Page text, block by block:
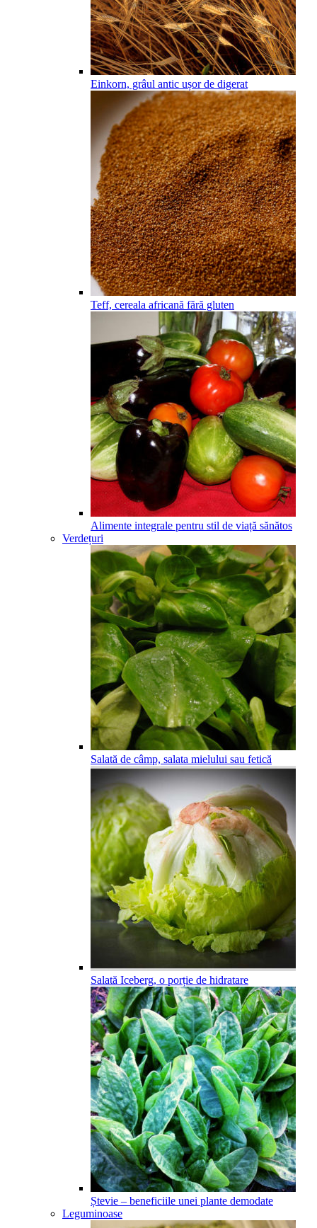
Einkorn, grâul antic ușor de digerat
Teff, cereala africană fără gluten
Alimente integrale pentru stil de viață sănătos
Verdețuri
Salată de câmp, salata mielului sau fetică
Salată Iceberg, o porție de hidratare
Ștevie – beneficiile unei plante demodate
Leguminoase